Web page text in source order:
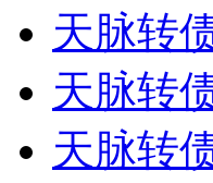
天脉转
天脉转
天脉转